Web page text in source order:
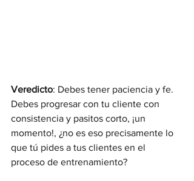
Veredicto: Debes tener paciencia y fe.
Debes progresar con tu cliente con
consistencia y pasitos corto, ¡un
momento!, ¿no es eso precisamente lo
que tú pides a tus clientes en el
proceso de entrenamiento?